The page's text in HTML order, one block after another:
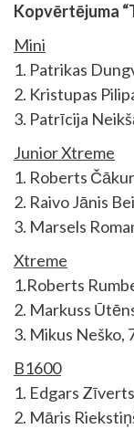
Kopvērtējuma
Mini
1. Patrikas
2. Kristupas
3. Patrīcija
Junior Xtreme
1. Roberts
2. Raivo Jānis
3. Marsels
Xtreme
1.Roberts
2. Markuss
3. Mikus Neško,
B1600
1. Edgars
2. Māris